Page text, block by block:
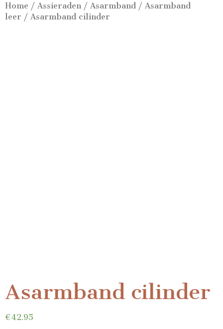
Home / Assieraden / Asarmband / Asarmband
leer / Asarmband cilinder
Asarmband cilinder
€42.95